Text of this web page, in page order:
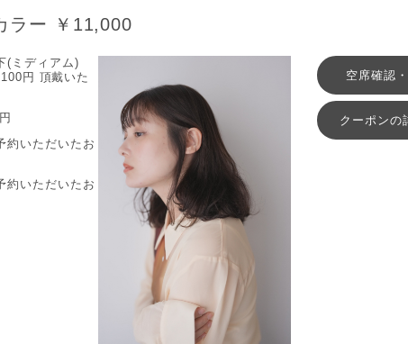
ラー ￥11,000
(ミディアム)
円 頂戴いた
約いただいたお
約いただいたお
空席確認
クーポンの